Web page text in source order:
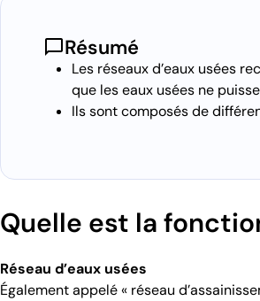
chat_bubbleRésumé
Les réseaux d’eaux usées
que les eaux usées ne
Ils sont composés de
Quelle est la
Réseau d’eaux usées
Également appelé « réseau